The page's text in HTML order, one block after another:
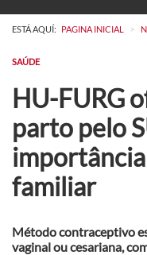
ESTÁ AQUÍ: PAGINA INICIAL >
SAÚDE
HU-FURG
parto pelo
familiar
Método contraceptivo
vaginal ou cesariana,